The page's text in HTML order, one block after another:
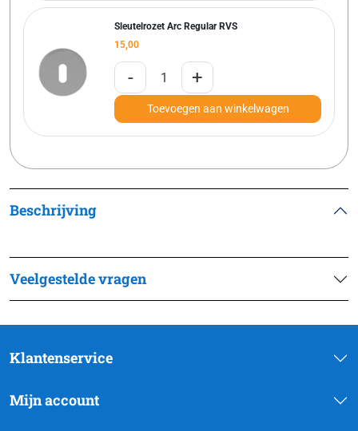
Sleutelrozet Arc Regular RVS
15,00
- +
Toevoegen aan winkelwagen
Beschrijving
Veelgestelde vragen
Klantenservice
Mijn account